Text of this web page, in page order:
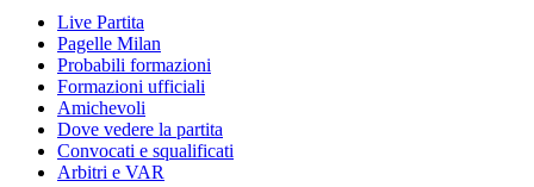
Live Partita
Pagelle Milan
Probabili formazioni
Formazioni ufficiali
Amichevoli
Dove vedere la partita
Convocati e squalificati
Arbitri e VAR